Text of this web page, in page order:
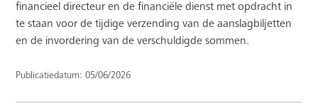
financieel directeur en de financiële dienst met opdracht in
te staan voor de tijdige verzending van de aanslagbiljetten
en de invordering van de verschuldigde sommen.
Publicatiedatum: 05/06/2026